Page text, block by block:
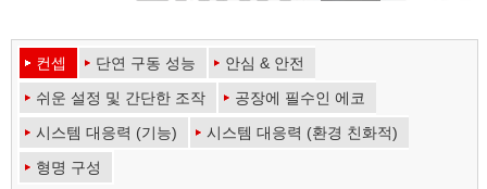
컨셉 단연 구동 성능
안심 & 안전
쉬운 설정 및 간단한 조작
공장에 필수인 에코
시스템 대응력 (기능)
시스템 대응력 (환경 친화적)
형명 구성